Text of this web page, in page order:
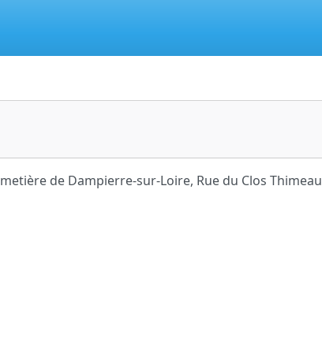
de Dampierre-sur-Loire, Rue du Clos Thimeau